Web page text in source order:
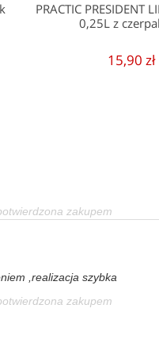
PRACTIC PRESIDENT
0,25L z
15,90 zł
zakupem
,realizacja szybka
zakupem